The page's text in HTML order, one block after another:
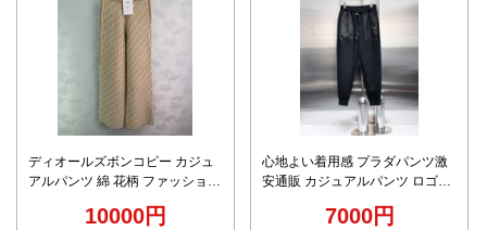
ディオールズボンコピー カジュ
アルパンツ 綿 花柄 ファッション
10000円
心地よい着用感 プラダパンツ激
安通販 カジュアルパンツ ロゴプ
7000円